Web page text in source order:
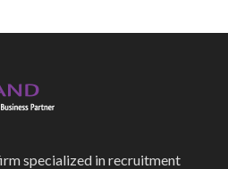
specialized in recruitment